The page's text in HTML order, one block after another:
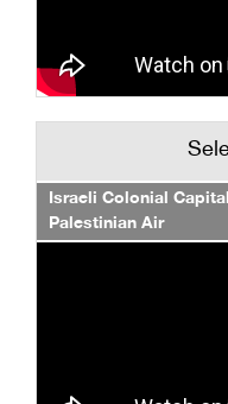
Israeli Colonial
Palestinian Air